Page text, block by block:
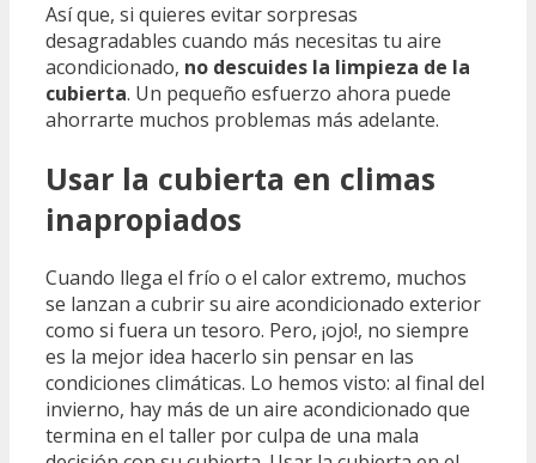
Así que, si quieres evitar sorpresas
desagradables cuando más necesitas tu aire
acondicionado, no descuides la limpieza de la
cubierta. Un pequeño esfuerzo ahora puede
ahorrarte muchos problemas más adelante.
Usar la cubierta en climas
inapropiados
Cuando llega el frío o el calor extremo, muchos
se lanzan a cubrir su aire acondicionado exterior
como si fuera un tesoro. Pero, ¡ojo!, no siempre
es la mejor idea hacerlo sin pensar en las
condiciones climáticas. Lo hemos visto: al final del
invierno, hay más de un aire acondicionado que
termina en el taller por culpa de una mala